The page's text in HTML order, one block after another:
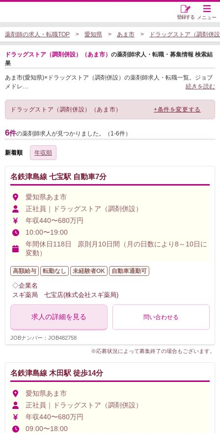
メニュー
登録する
薬剤師の求人・転職TOP 愛知県 あま市 ドラッグストア（調剤併
ドラッグストア（調剤併設）（あま市） の薬剤師求人・転職・募集情報 検索結
果
あま市(愛知県)×ドラッグストア（調剤併設）の薬剤師求人・転職一覧。ジョブ
メドレ… 続きを読む
ドラッグストア（調剤併設）（あま市） +条件を変更する
6件の薬剤師求人が見つかりました。（1-6件）
新着順 年収順
名鉄津島線 七宝駅 自動車7分
愛知県あま市
正社員｜ドラッグストア（調剤併設）
年収440〜680万円
10:00〜19:00
年間休日118日 原則月10日間（月の日数により8～10日に
変動）
高額給与 転勤なし 未経験者OK 自動車通勤可
◇企業名
スギ薬局 七宝店(株式会社スギ薬局)
求人の詳細を見る 問い合わせる
JOBナンバー：JOB482758
※応募状況によって募集終了の場合もございます。
名鉄津島線 木田駅 徒歩14分
愛知県あま市
正社員｜ドラッグストア（調剤併設）
年収440〜680万円
09:00〜18:00